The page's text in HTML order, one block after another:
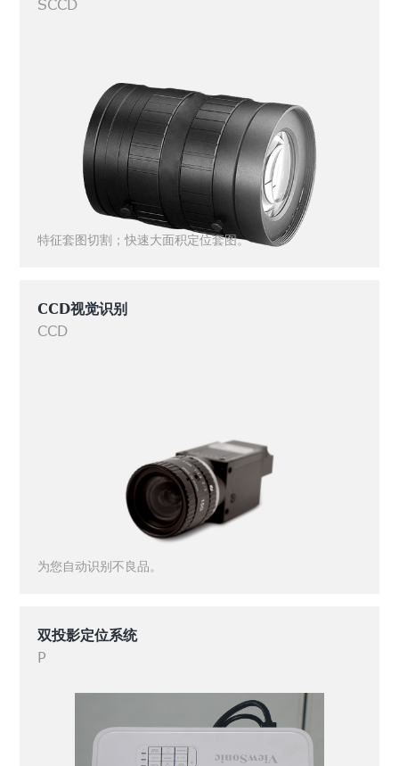
SCCD
特征套图切割；快速大面积定位套图。
CCD视觉识别
CCD
为您自动识别不良品。
双投影定位系统
P